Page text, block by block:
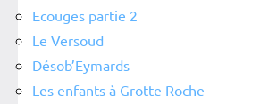
Ecouges partie 2
Le Versoud
Désob’Eymards
Les enfants à Grotte Roche